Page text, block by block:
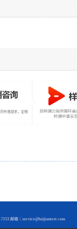
邮箱：service@baijiantest.com